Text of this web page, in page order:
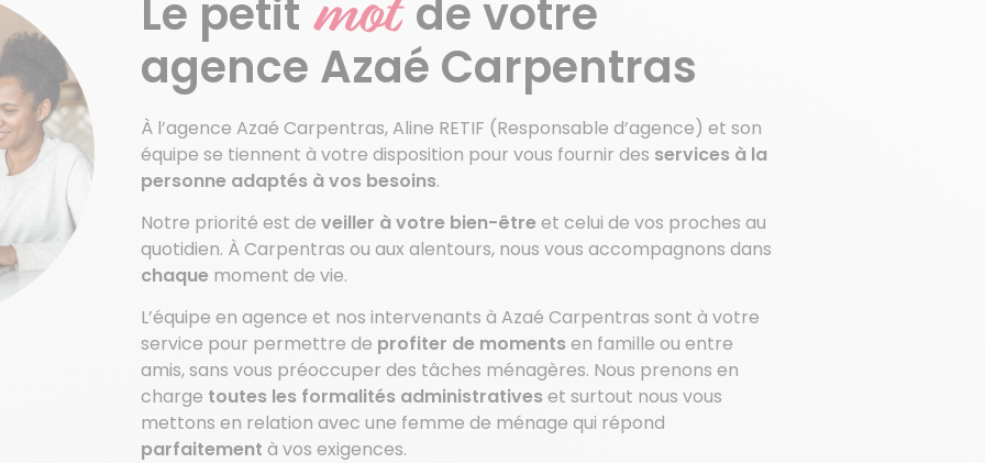
Le petit
de votre
agence Azaé Carpentras
À l’agence Azaé Carpentras, Aline RETIF (Responsable d’agence) et son
équipe se tiennent à votre disposition pour vous fournir des services à la
personne adaptés à vos besoins.
Notre priorité est de veiller à votre bien-être et celui de vos proches au
quotidien. À Carpentras ou aux alentours, nous vous accompagnons dans
chaque moment de vie.
L’équipe en agence et nos intervenants à Azaé Carpentras sont à votre
service pour permettre de profiter de moments en famille ou entre
amis, sans vous préoccuper des tâches ménagères. Nous prenons en
charge toutes les formalités administratives et surtout nous vous
mettons en relation avec une femme de ménage qui répond
parfaitement à vos exigences.